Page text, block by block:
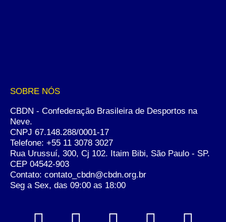
SOBRE NÓS
CBDN - Confederação Brasileira de Desportos na
Neve.
CNPJ 67.148.288/0001-17
Telefone: +55 11 3078 3027
Rua Urussuí, 300, Cj 102. Itaim Bibi, São Paulo - SP.
CEP 04542-903
Contato: contato_cbdn@cbdn.org.br
Seg a Sex, das 09:00 as 18:00